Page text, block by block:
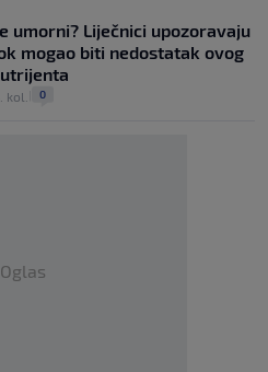
umorni? Liječnici upozoravaju
mogao biti nedostatak ovog
kol. 0
Oglas